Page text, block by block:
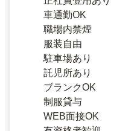
車通勤OK
職場内禁煙
服装自由
駐車場あり
託児所あり
ブランクOK
制服貸与
WEB面接OK